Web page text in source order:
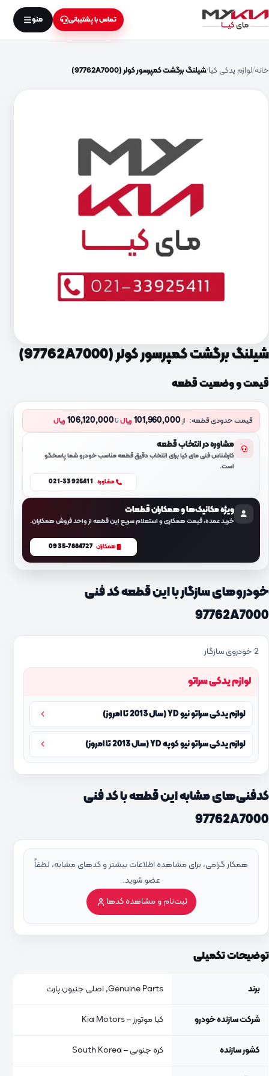
تماس با پشتیبانی منو
خانه لوازم یدکی کیا شیلنگ برگشت کمپرسور کولر (97762A7000)
شیلنگ برگشت کمپرسور کولر (97762A7000)
قیمت و وضعیت قطعه
قیمت حدودی قطعه: از101,960,000 ریالتا106,120,000 ریال
مشاوره در انتخاب قطعه
کارشناس فنی مای کیا برای انتخاب دقیق قطعه مناسب خودرو شما پاسخگو
است.
مشاوره 021-33925411
ویژه مکانیک‌ها و همکاران قطعات
خرید عمده، قیمت همکاری و استعلام سریع این قطعه از واحد فروش همکاران.
همکاران 0935-7884727
خودروهای سازگار با این قطعه کد فنی
97762A7000
2 خودروی سازگار
لوازم یدکی سراتو
لوازم یدکی سراتو نیو YD (سال 2013 تا امروز)
لوازم یدکی سراتو نیو کوپه YD (سال 2013 تا امروز)
کدفنی‌های مشابه این قطعه با کد فنی
97762A7000
همکار گرامی، برای مشاهده اطلاعات بیشتر و کدهای مشابه، لطفاً
عضو شوید.
ثبت‌نام و مشاهده کدها
توضیحات تکمیلی
برند Genuine Parts, اصلی جنیون پارت
شرکت سازنده خودرو کیا موتورز – Kia Motors
کشور سازنده کره جنوبی – South Korea